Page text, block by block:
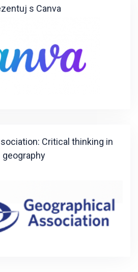
s Canva
Critical thinking in
geography